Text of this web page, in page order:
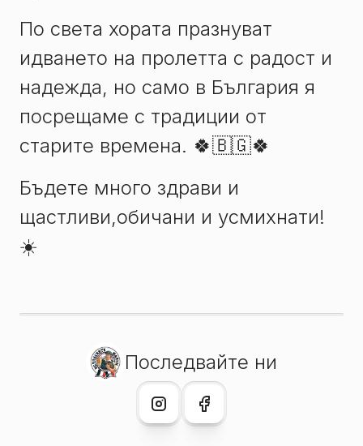
По света хората празнуват
идването на пролетта с радост и
надежда, но само в България я
посрещаме с традиции от
старите времена. 🍀🇧🇬🍀
Бъдете много здрави и
щастливи,обичани и усмихнати!
☀️
Последвайте ни